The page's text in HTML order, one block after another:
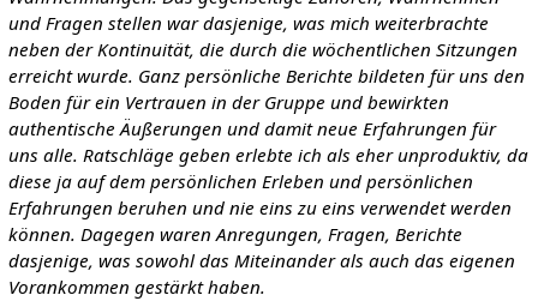
und Fragen stellen war dasjenige, was mich weiterbrachte
neben der Kontinuität, die durch die wöchentlichen Sitzungen
erreicht wurde. Ganz persönliche Berichte bildeten für uns den
Boden für ein Vertrauen in der Gruppe und bewirkten
authentische Äußerungen und damit neue Erfahrungen für
uns alle. Ratschläge geben erlebte ich als eher unproduktiv, da
diese ja auf dem persönlichen Erleben und persönlichen
Erfahrungen beruhen und nie eins zu eins verwendet werden
können. Dagegen waren Anregungen, Fragen, Berichte
dasjenige, was sowohl das Miteinander als auch das eigenen
Vorankommen gestärkt haben.